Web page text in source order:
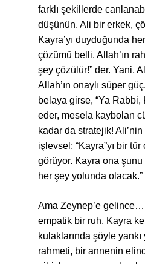
farklı şekillerde
düşünün. Ali bir erkek,
Kayra’yı duyduğunda
çözümü belli. Allah’ın
şey çözülür!” der. Yani,
Allah’ın onaylı süper
belaya girse, “Ya Rabbi,
eder, mesela kaybolan
kadar da stratejik! Ali’nin
işlevsel; “Kayra”yı bir
görüyor. Kayra ona şunu
her şey yolunda olacak.”
Ama Zeynep’e gelince…
empatik bir ruh. Kayra
kulaklarında şöyle yankı
rahmeti, bir annenin